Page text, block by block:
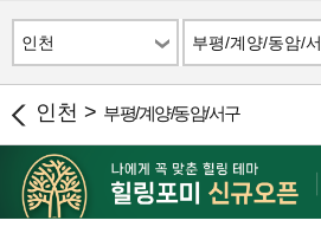
인천
부평/계양/동암/서
구
인천 > 부평/계양/동암/서구